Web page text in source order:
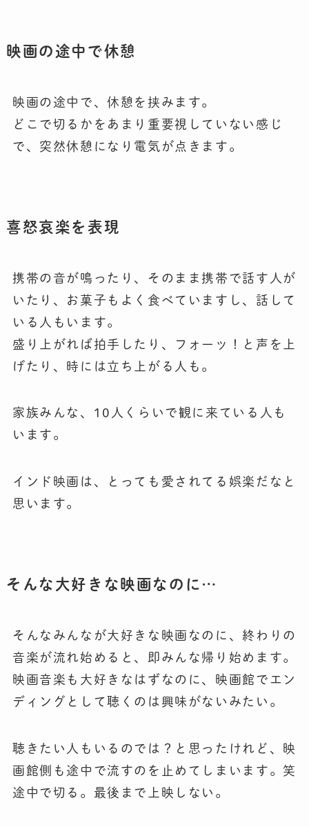
映画の途中で休憩
映画の途中で、休憩を挟みます。
どこで切るかをあまり重要視していない感じ
で、突然休憩になり電気が点きます。
喜怒哀楽を表現
携帯の音が鳴ったり、そのまま携帯で話す人が
いたり、お菓子もよく食べていますし、話して
いる人もいます。
盛り上がれば拍手したり、フォーッ！と声を上
げたり、時には立ち上がる人も。
家族みんな、10人くらいで観に来ている人も
います。
インド映画は、とっても愛されてる娯楽だなと
思います。
そんな大好きな映画なのに…
そんなみんなが大好きな映画なのに、終わりの
音楽が流れ始めると、即みんな帰り始めます。
映画音楽も大好きなはずなのに、映画館でエン
ディングとして聴くのは興味がないみたい。
聴きたい人もいるのでは？と思ったけれど、映
画館側も途中で流すのを止めてしまいます。笑
途中で切る。最後まで上映しない。